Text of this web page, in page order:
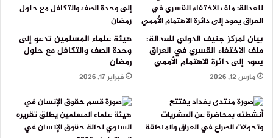
بيان لمركز جنيف الدولي للعدالة:
ملف الاختفاء القسري في العراق
يعود إلى دائرة الاهتمام الأممي
مارس 12, 2026
هيئة علماء المسلمين تدعو إلى
وحدة الصف والتكافل مع حلول
رمضان
فبراير 17, 2026